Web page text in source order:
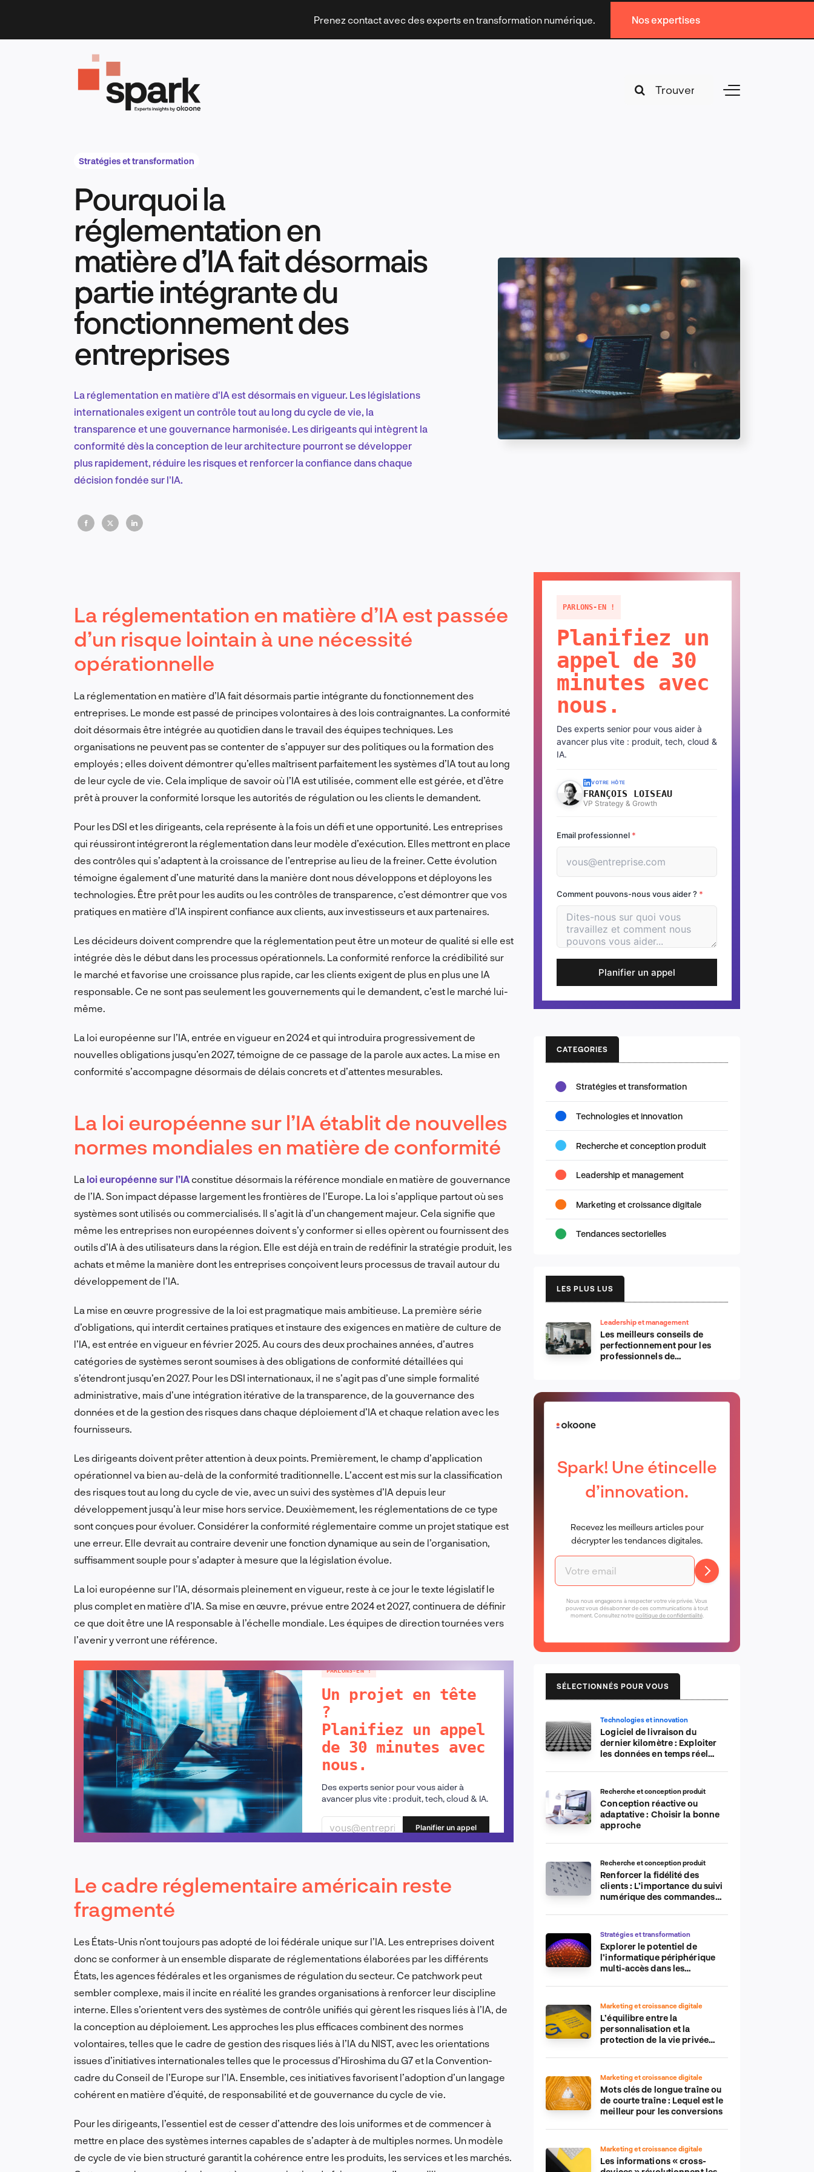
content
Prenez contact avec des experts en transformation numérique. Nos expertises
Toggle
Leadership et management
Marketing et croissance digitale
Tendances sectorielles
Stratégies et transformation
Pourquoi la
réglementation en
matière d’IA fait désormais
partie intégrante du
fonctionnement des
entreprises
La réglementation en matière d'IA est désormais en vigueur. Les législations
internationales exigent un contrôle tout au long du cycle de vie, la
transparence et une gouvernance harmonisée. Les dirigeants qui intègrent la
conformité dès la conception de leur architecture pourront se développer
plus rapidement, réduire les risques et renforcer la confiance dans chaque
décision fondée sur l'IA.
La réglementation en matière d’IA est passée
d’un risque lointain à une nécessité
opérationnelle
La réglementation en matière d’IA fait désormais partie intégrante du fonctionnement des
entreprises. Le monde est passé de principes volontaires à des lois contraignantes. La conformité
doit désormais être intégrée au quotidien dans le travail des équipes techniques. Les
organisations ne peuvent pas se contenter de s’appuyer sur des politiques ou la formation des
employés ; elles doivent démontrer qu’elles maîtrisent parfaitement les systèmes d’IA tout au long
de leur cycle de vie. Cela implique de savoir où l’IA est utilisée, comment elle est gérée, et d’être
prêt à prouver la conformité lorsque les autorités de régulation ou les clients le demandent.
Pour les DSI et les dirigeants, cela représente à la fois un défi et une opportunité. Les entreprises
qui réussiront intégreront la réglementation dans leur modèle d’exécution. Elles mettront en place
des contrôles qui s’adaptent à la croissance de l’entreprise au lieu de la freiner. Cette évolution
témoigne également d’une maturité dans la manière dont nous développons et déployons les
technologies. Être prêt pour les audits ou les contrôles de transparence, c’est démontrer que vos
pratiques en matière d’IA inspirent confiance aux clients, aux investisseurs et aux partenaires.
Les décideurs doivent comprendre que la réglementation peut être un moteur de qualité si elle est
intégrée dès le début dans les processus opérationnels. La conformité renforce la crédibilité sur
le marché et favorise une croissance plus rapide, car les clients exigent de plus en plus une IA
responsable. Ce ne sont pas seulement les gouvernements qui le demandent, c’est le marché lui-
même.
La loi européenne sur l’IA, entrée en vigueur en 2024 et qui introduira progressivement de
nouvelles obligations jusqu’en 2027, témoigne de ce passage de la parole aux actes. La mise en
conformité s’accompagne désormais de délais concrets et d’attentes mesurables.
La loi européenne sur l’IA établit de nouvelles
normes mondiales en matière de conformité
La loi européenne sur l’IA constitue désormais la référence mondiale en matière de gouvernance
de l’IA. Son impact dépasse largement les frontières de l’Europe. La loi s’applique partout où ses
systèmes sont utilisés ou commercialisés. Il s’agit là d’un changement majeur. Cela signifie que
même les entreprises non européennes doivent s’y conformer si elles opèrent ou fournissent des
outils d’IA à des utilisateurs dans la région. Elle est déjà en train de redéfinir la stratégie produit, les
achats et même la manière dont les entreprises conçoivent leurs processus de travail autour du
développement de l’IA.
La mise en œuvre progressive de la loi est pragmatique mais ambitieuse. La première série
d’obligations, qui interdit certaines pratiques et instaure des exigences en matière de culture de
l’IA, est entrée en vigueur en février 2025. Au cours des deux prochaines années, d’autres
catégories de systèmes seront soumises à des obligations de conformité détaillées qui
s’étendront jusqu’en 2027. Pour les DSI internationaux, il ne s’agit pas d’une simple formalité
administrative, mais d’une intégration itérative de la transparence, de la gouvernance des
données et de la gestion des risques dans chaque déploiement d’IA et chaque relation avec les
fournisseurs.
Les dirigeants doivent prêter attention à deux points. Premièrement, le champ d’application
opérationnel va bien au-delà de la conformité traditionnelle. L’accent est mis sur la classification
des risques tout au long du cycle de vie, avec un suivi des systèmes d’IA depuis leur
développement jusqu’à leur mise hors service. Deuxièmement, les réglementations de ce type
sont conçues pour évoluer. Considérer la conformité réglementaire comme un projet statique est
une erreur. Elle devrait au contraire devenir une fonction dynamique au sein de l’organisation,
suffisamment souple pour s’adapter à mesure que la législation évolue.
La loi européenne sur l’IA, désormais pleinement en vigueur, reste à ce jour le texte législatif le
plus complet en matière d’IA. Sa mise en œuvre, prévue entre 2024 et 2027, continuera de définir
ce que doit être une IA responsable à l’échelle mondiale. Les équipes de direction tournées vers
l’avenir y verront une référence.
PARLONS-EN !
Un projet en tête
?
Planifiez un appel
de 30 minutes avec
nous.
Des experts senior pour vous aider à
avancer plus vite : produit, tech, cloud & IA.
Planifier un appel
Le cadre réglementaire américain reste
fragmenté
Les États-Unis n’ont toujours pas adopté de loi fédérale unique sur l’IA. Les entreprises doivent
donc se conformer à un ensemble disparate de réglementations élaborées par les différents
États, les agences fédérales et les organismes de régulation du secteur. Ce patchwork peut
sembler complexe, mais il incite en réalité les grandes organisations à renforcer leur discipline
interne. Elles s’orientent vers des systèmes de contrôle unifiés qui gèrent les risques liés à l’IA, de
la conception au déploiement. Les approches les plus efficaces combinent des normes
volontaires, telles que le cadre de gestion des risques liés à l’IA du NIST, avec les orientations
issues d’initiatives internationales telles que le processus d’Hiroshima du G7 et la Convention-
cadre du Conseil de l’Europe sur l’IA. Ensemble, ces initiatives favorisent l’adoption d’un langage
cohérent en matière d’équité, de responsabilité et de gouvernance du cycle de vie.
Pour les dirigeants, l’essentiel est de cesser d’attendre des lois uniformes et de commencer à
mettre en place des systèmes internes capables de s’adapter à de multiples normes. Un modèle
de cycle de vie bien structuré garantit la cohérence entre les produits, les services et les marchés.
PARLONS-EN !
Planifiez un
appel de 30
minutes avec
nous.
Des experts senior pour vous aider à
avancer plus vite : produit, tech, cloud &
IA.
VOTRE HÔTE
FRANÇOIS LOISEAU
VP Strategy & Growth
Email professionnel *
Comment pouvons-nous vous aider ? *
Planifier un appel
CATEGORIES
Stratégies et transformation
Technologies et innovation
Recherche et conception produit
Leadership et management
Marketing et croissance digitale
Tendances sectorielles
LES PLUS LUS
Leadership et management
Les meilleurs conseils de
perfectionnement pour les
professionnels de
Spark! Une étincelle
d’innovation.
Recevez les meilleurs articles pour
décrypter les tendances digitales.
Nous nous engageons à respecter votre vie privée. Vous
pouvez vous désabonner de ces communications à tout
moment. Consultez notrepolitique de confidentialité.
SÉLECTIONNÉS POUR VOUS
Technologies et innovation
Logiciel de livraison du
dernier kilomètre : Exploiter
les données en temps réel
Recherche et conception produit
Conception réactive ou
adaptative : Choisir la bonne
approche
Recherche et conception produit
Renforcer la fidélité des
clients : L’importance du suivi
numérique des commandes
commerce électronique
Stratégies et transformation
Explorer le potentiel de
l’informatique périphérique
multi-accès dans les
Marketing et croissance digitale
L’équilibre entre la
personnalisation et la
protection de la vie privée
Marketing et croissance digitale
Mots clés de longue traîne ou
de courte traîne : Lequel est le
meilleur pour les conversions
Marketing et croissance digitale
Les informations « cross-